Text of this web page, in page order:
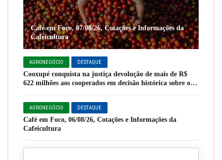
Café em Foco, 07/08/26, Cotações e Informações da
Cafeicultura
AGRONEGÓCIO DESTAQUE
Cooxupé conquista na justiça devolução de mais de R$
622 milhões aos cooperados em decisão histórica sobre o
AGRONEGÓCIO DESTAQUE
Café em Foco, 06/08/26, Cotações e Informações da
Cafeicultura